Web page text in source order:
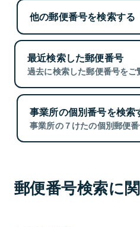
他の郵便番号を検索する
最近検索した郵便番号
過去に検索した郵便番号をご
事業所の個別番号を検索
事業所の７けたの個別郵便番
郵便番号検索に